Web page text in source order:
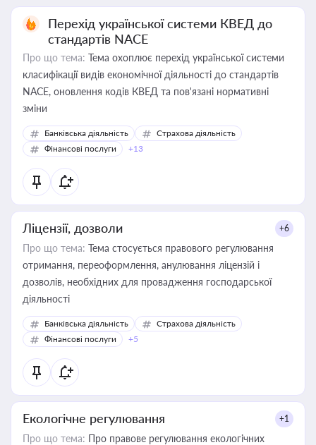
Перехід української системи КВЕД до
стандартів NACE
Про що тема: Тема охоплює перехід української системи
класифікації видів економічної діяльності до стандартів
NACE, оновлення кодів КВЕД та пов'язані нормативні
зміни
Банківська діяльність
Страхова діяльність
Фінансові послуги
+13
Ліцензії, дозволи +6
Про що тема: Тема стосується правового регулювання
отримання, переоформлення, анулювання ліцензій і
дозволів, необхідних для провадження господарської
діяльності
Банківська діяльність
Страхова діяльність
Фінансові послуги
+5
Екологічне регулювання +1
Про що тема: Про правове регулювання екологічних